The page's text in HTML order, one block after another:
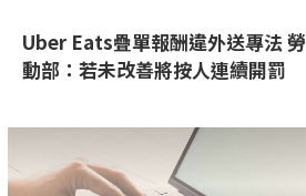
Uber Eats疊單報酬違外送專法 勞
動部：若未改善將按人連續開罰